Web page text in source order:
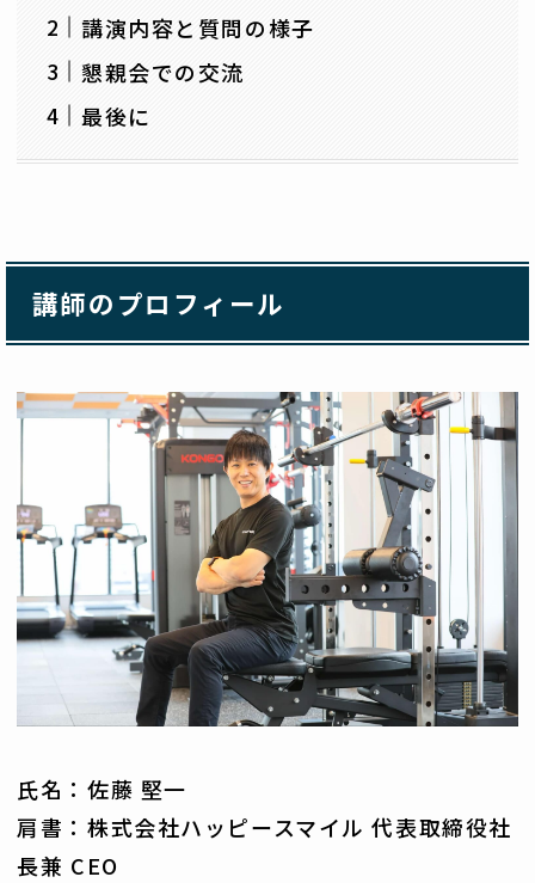
講演内容と質問の様子
懇親会での交流
最後に
講師のプロフィール
氏名：佐藤 堅一
肩書：株式会社ハッピースマイル 代表取締役社
長兼 CEO